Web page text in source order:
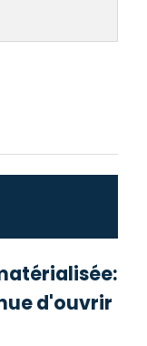
d'ouvrir